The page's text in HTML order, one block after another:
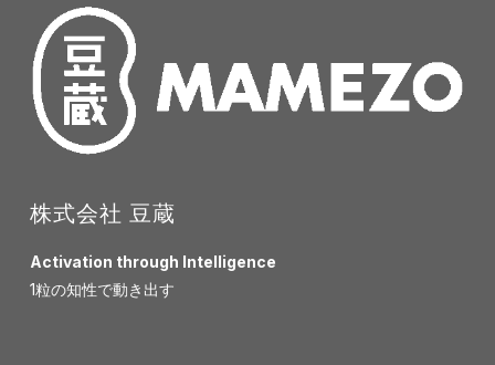
株式会社 豆蔵
Activation through Intelligence
1粒の知性で動き出す